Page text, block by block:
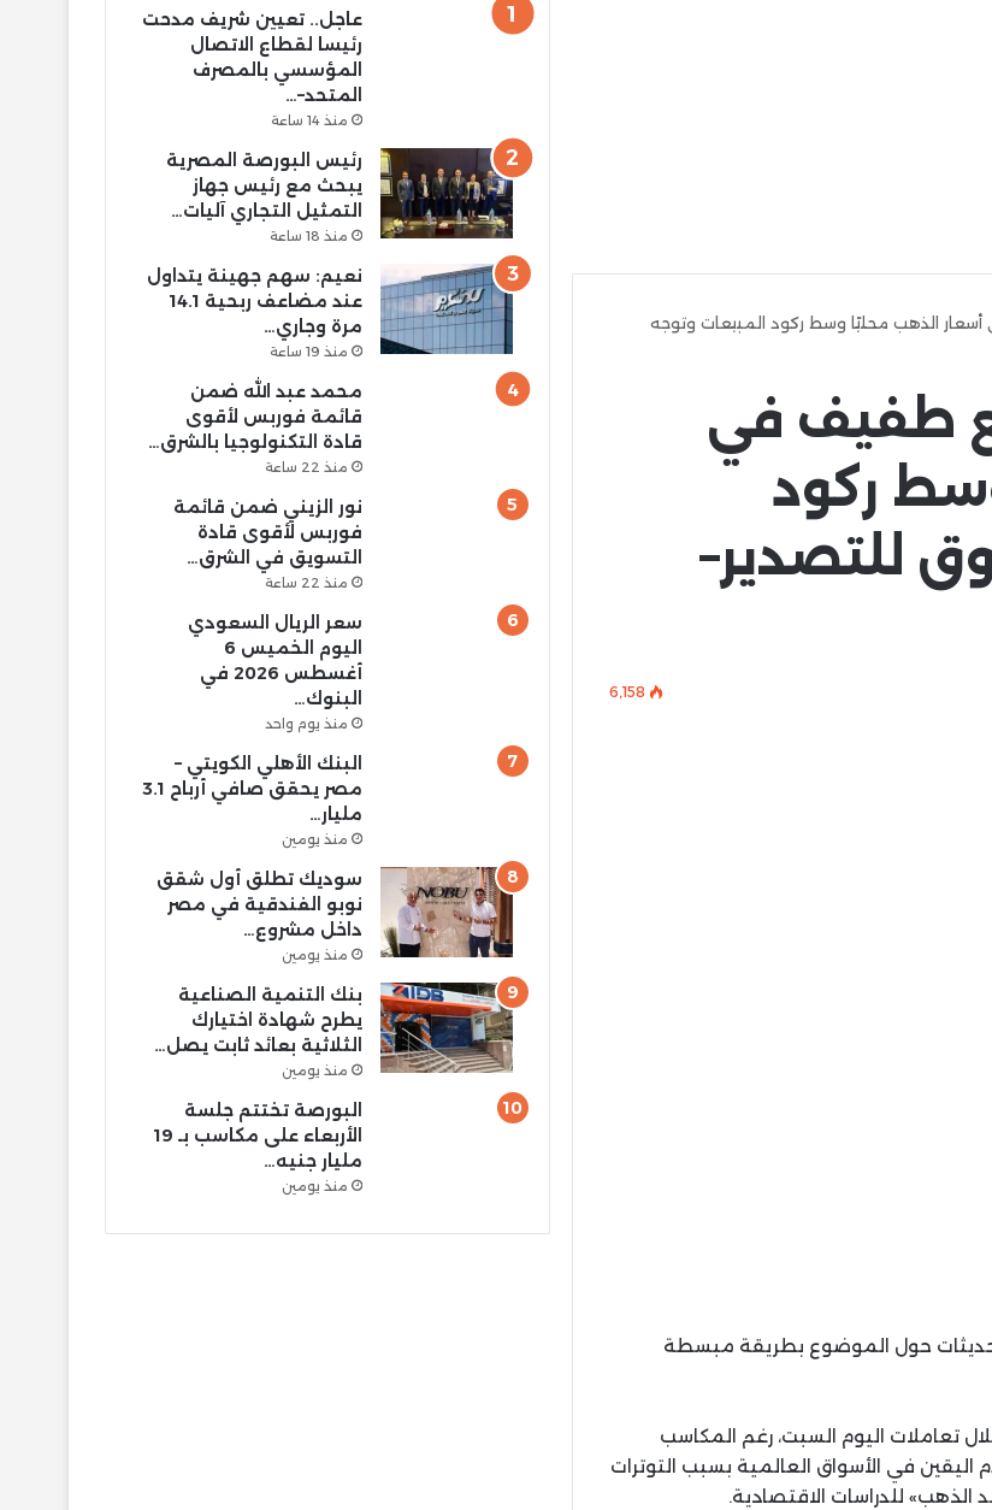
الذهب محليًا وسط ركود المبيعات وتوجه
طفيف في
ركود
للتصدير–
6٬158
حول الموضوع بطريقة مبسطة
تعاملات اليوم السبت، رغم المكاسب
اليقين في الأسواق العالمية بسبب التوترات
الذهب» للدراسات الاقتصادية.
عاجل.. تعيين شريف مدحت
رئيسا لقطاع الاتصال
المؤسسي بالمصرف
المتحد–…
منذ 14 ساعة
رئيس البورصة المصرية
يبحث مع رئيس جهاز
التمثيل التجاري آليات…
منذ 18 ساعة
نعيم: سهم جهينة يتداول
عند مضاعف ربحية 14.1
مرة وجاري…
منذ 19 ساعة
محمد عبد الله ضمن
قائمة فوربس لأقوى
قادة التكنولوجيا بالشرق…
منذ 22 ساعة
نور الزيني ضمن قائمة
فوربس لأقوى قادة
التسويق في الشرق…
منذ 22 ساعة
سعر الريال السعودي
اليوم الخميس 6
أغسطس 2026 في
البنوك…
منذ يوم واحد
البنك الأهلي الكويتي –
مصر يحقق صافي أرباح 3.1
مليار…
منذ يومين
سوديك تطلق أول شقق
نوبو الفندقية في مصر
داخل مشروع…
منذ يومين
بنك التنمية الصناعية
يطرح شهادة اختيارك
الثلاثية بعائد ثابت يصل…
منذ يومين
البورصة تختتم جلسة
الأربعاء على مكاسب بـ 19
مليار جنيه…
منذ يومين